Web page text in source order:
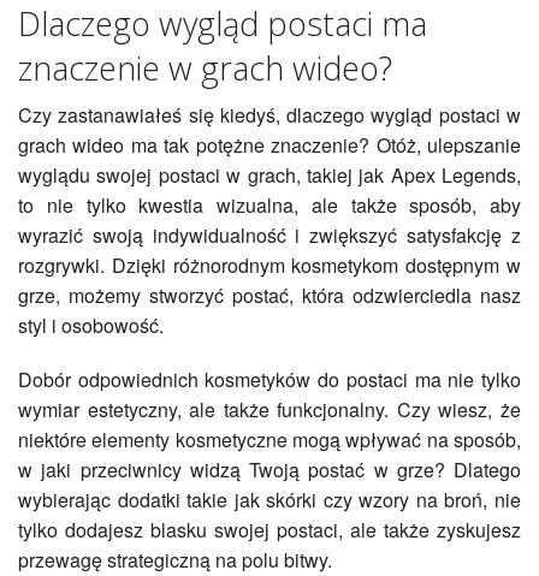
Dlaczego wygląd postaci ma
znaczenie w grach wideo?
Czy zastanawiałeś się kiedyś, dlaczego wygląd postaci w
grach wideo ma tak potężne znaczenie? Otóż, ulepszanie
wyglądu swojej postaci w grach, takiej jak Apex Legends,
to nie tylko kwestia wizualna, ale także sposób, aby
wyrazić swoją indywidualność i zwiększyć satysfakcję z
rozgrywki. Dzięki różnorodnym kosmetykom dostępnym w
grze, możemy stworzyć postać, która odzwierciedla nasz
styl i osobowość.
Dobór odpowiednich kosmetyków do postaci ma nie tylko
wymiar estetyczny, ale także funkcjonalny. Czy wiesz, że
niektóre elementy kosmetyczne mogą wpływać na sposób,
w jaki przeciwnicy widzą Twoją postać w grze? Dlatego
wybierając dodatki takie jak skórki czy wzory na broń, nie
tylko dodajesz blasku swojej postaci, ale także zyskujesz
przewagę strategiczną na polu bitwy.